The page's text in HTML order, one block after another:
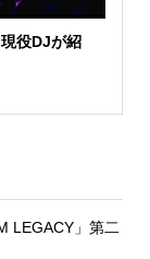
役DJが紹
LEGACY」第二